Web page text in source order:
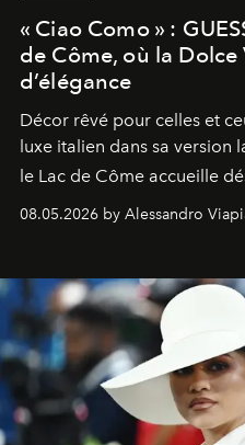
« Ciao Como » :
de Côme, où la Dolce
d’élégance
Décor rêvé pour celles et
luxe italien dans sa version
le Lac de Côme accueille
fragrances. L’une des
08.05.2026 by Alessandro